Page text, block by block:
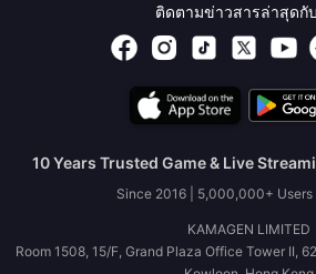
ติดตามข่าวสารล่าสุดกั
10 Years Trusted Game & Live
Since 2016 | 5,000,000+ Users
KAMAGEN LIMITED
Room 1508, 15/F, Grand Plaza Office Tower II,